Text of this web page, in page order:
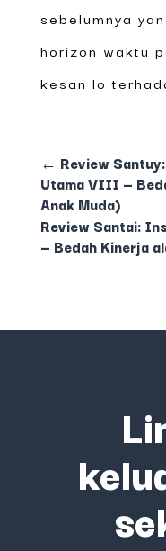
sebelumnya
horizon waktu
kesan lo
← Review
Utama VIII —
Anak Muda)
Review Santai:
— Bedah Kinerja